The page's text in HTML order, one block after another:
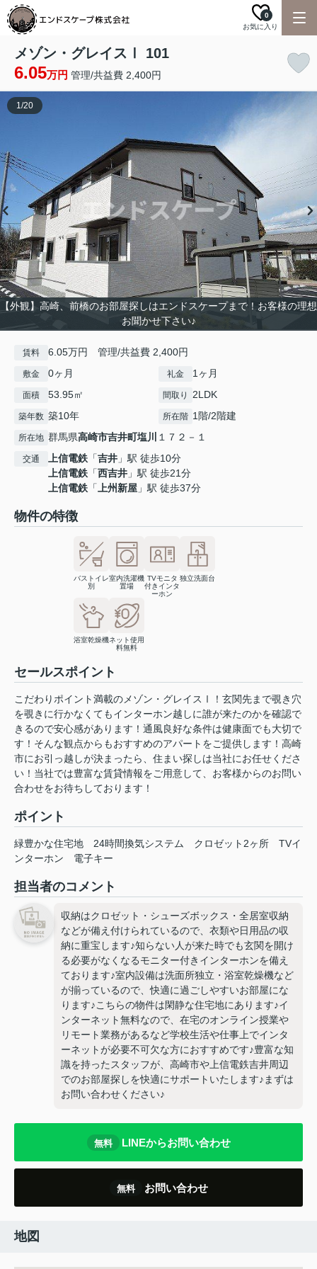
お気に入り
0
メゾン・グレイスⅠ 101
6.05万円 管理/共益費 2,400円
【外観】高崎、前橋のお部屋探しはエンドスケープまで！お客様の理想
お聞かせ下さい♪
1/20
賃料 6.05万円 管理/共益費 2,400円
敷金 0ヶ月 礼金 1ヶ月
面積 53.95㎡ 間取り 2LDK
築年数 築10年 所在階 1階/2階建
所在地 群馬県高崎市吉井町塩川 １７２－１
交通 上信電鉄 「吉井 」駅 徒歩10分
上信電鉄 「西吉井 」駅 徒歩21分
上信電鉄 「上州新屋 」駅 徒歩37分
物件の特徴
バストイレ
別
室内洗濯機
置場
TVモニタ
付きインタ
ーホン
独立洗面台
浴室乾燥機ネット使用
料無料
セールスポイント
こだわりポイント満載のメゾン・グレイスⅠ！玄関先まで覗き穴
を覗きに行かなくてもインターホン越しに誰が来たのかを確認で
きるので安心感があります！通風良好な条件は健康面でも大切で
す！そんな観点からもおすすめのアパートをご提供します！高崎
市にお引っ越しが決まったら、住まい探しは当社にお任せくださ
い！当社では豊富な賃貸情報をご用意して、お客様からのお問い
合わせをお待ちしております！
ポイント
緑豊かな住宅地 24時間換気システム クロゼット2ヶ所
TVイ
ンターホン
電子キー
担当者のコメント
収納はクロゼット・シューズボックス・全居室収納
などが備え付けられているので、衣類や日用品の収
納に重宝します♪知らない人が来た時でも玄関を開け
る必要がなくなるモニター付きインターホンを備え
ております♪室内設備は洗面所独立・浴室乾燥機など
が揃っているので、快適に過ごしやすいお部屋にな
ります♪こちらの物件は閑静な住宅地にあります♪イ
ンターネット無料なので、在宅のオンライン授業や
リモート業務があるなど学校生活や仕事上でインタ
ーネットが必要不可欠な方におすすめです♪豊富な知
識を持ったスタッフが、高崎市や上信電鉄吉井周辺
でのお部屋探しを快適にサポートいたします♪まずは
お問い合わせください♪
無料 LINEからお問い合わせ
無料 お問い合わせ
地図